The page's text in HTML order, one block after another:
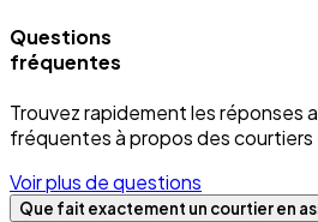
Questions
fréquentes
Trouvez rapidement les réponses
fréquentes à propos des courtiers
Voir plus de questions
Que fait exactement un courtier en